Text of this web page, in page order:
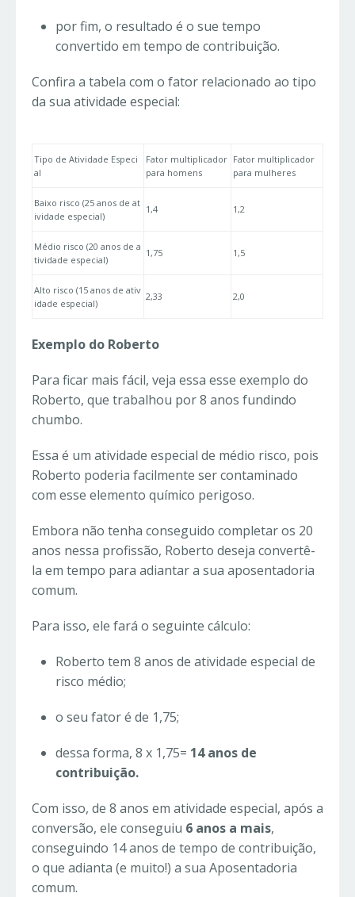
por fim, o resultado é o sue tempo
convertido em tempo de contribuição.
Confira a tabela com o fator relacionado ao tipo
da sua atividade especial:
Tipo de Atividade Especi
al
Fator multiplicador
para homens
Fator multiplicador
para mulheres
Baixo risco (25 anos de at
ividade especial)
1,4 1,2
Médio risco (20 anos de a
tividade especial)
1,75 1,5
Alto risco (15 anos de ativ
idade especial)
2,33 2,0
Exemplo do Roberto
Para ficar mais fácil, veja essa esse exemplo do
Roberto, que trabalhou por 8 anos fundindo
chumbo.
Essa é um atividade especial de médio risco, pois
Roberto poderia facilmente ser contaminado
com esse elemento químico perigoso.
Embora não tenha conseguido completar os 20
anos nessa profissão, Roberto deseja convertê-
la em tempo para adiantar a sua aposentadoria
comum.
Para isso, ele fará o seguinte cálculo:
Roberto tem 8 anos de atividade especial de
risco médio;
o seu fator é de 1,75;
dessa forma, 8 x 1,75= 14 anos de
contribuição.
Com isso, de 8 anos em atividade especial, após a
conversão, ele conseguiu 6 anos a mais,
conseguindo 14 anos de tempo de contribuição,
o que adianta (e muito!) a sua Aposentadoria
comum.